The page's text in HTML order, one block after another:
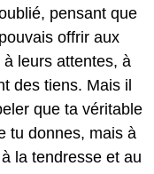
pensant que
offrir aux
leurs attentes, à
des tiens. Mais il
que ta véritable
tu donnes, mais à
la tendresse et au